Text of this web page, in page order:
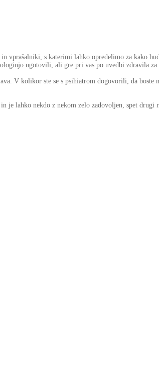
s katerimi lahko opredelimo za kako
ugotovili, ali gre pri vas po uvedbi zdravila za
V kolikor ste se s psihiatrom dogovorili, da boste
je lahko nekdo z nekom zelo zadovoljen, spet drugi